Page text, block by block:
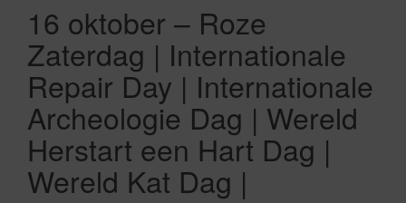
16 oktober – Roze
Zaterdag | Internationale
Repair Day | Internationale
Archeologie Dag | Wereld
Herstart een Hart Dag |
Wereld Kat Dag |